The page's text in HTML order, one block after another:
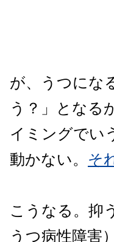
が、うつにな
う？」となる
イミングでい
動かない。 そ
こうなる。抑
うつ病性障害